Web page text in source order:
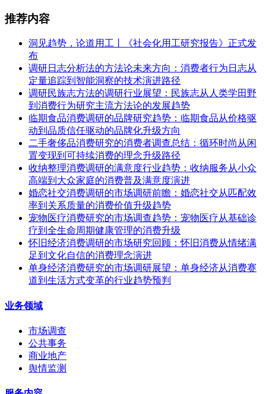
推荐内容
洞见趋势，论道用工丨《社会化用工研究报告》正式发
布
调研日志分析法的方法论未来方向：消费者行为日志从
定量追踪到智能洞察的技术演进路径
调研民族志方法的调研行业展望：民族志从人类学田野
到消费行为研究主流方法论的发展趋势
临期食品消费调研的品牌研究趋势：临期食品从价格驱
动到品质信任驱动的品牌化升级方向
二手奢侈品消费研究的消费者调查总结：循环时尚从闲
置变现到可持续消费的理念升级路径
收纳整理消费调研的满意度行业趋势：收纳服务从小众
高端到大众家庭的消费普及满意度演进
婚恋社交消费调研的市场调研前瞻：婚恋社交从匹配效
率到关系质量的消费价值升级趋势
宠物医疗消费研究的市场调查趋势：宠物医疗从基础诊
疗到全生命周期健康管理的消费升级
怀旧经济消费调研的市场研究回顾：怀旧消费从情绪满
足到文化自信的消费理念演进
单身经济消费研究的市场调研展望：单身经济从消费赛
道到生活方式变革的行业趋势预判
业务领域
市场调查
公共事务
商业地产
舆情监测